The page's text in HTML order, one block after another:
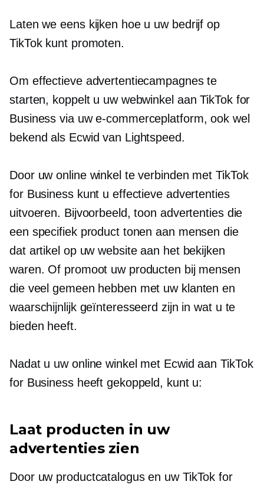
Laten we eens kijken hoe u uw bedrijf op
TikTok kunt promoten.
Om effectieve advertentiecampagnes te
starten, koppelt u uw webwinkel aan TikTok for
Business via uw e-commerceplatform, ook wel
bekend als Ecwid van Lightspeed.
Door uw online winkel te verbinden met TikTok
for Business kunt u effectieve advertenties
uitvoeren. Bijvoorbeeld, toon advertenties die
een specifiek product tonen aan mensen die
dat artikel op uw website aan het bekijken
waren. Of promoot uw producten bij mensen
die veel gemeen hebben met uw klanten en
waarschijnlijk geïnteresseerd zijn in wat u te
bieden heeft.
Nadat u uw online winkel met Ecwid aan TikTok
for Business heeft gekoppeld, kunt u:
Laat producten in uw
advertenties zien
Door uw productcatalogus en uw TikTok for